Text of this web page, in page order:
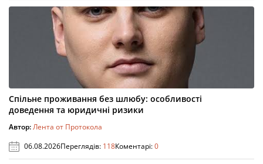
Спільне проживання без шлюбу: особливості
доведення та юридичні ризики
Автор:Лента от Протокола
06.08.2026Переглядів: 118Коментарі:0